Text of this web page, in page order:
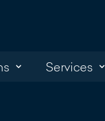
Services